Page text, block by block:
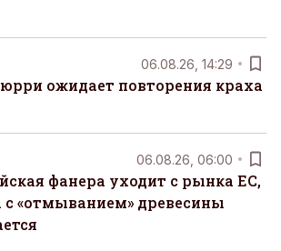
06.08.26, 14:29
ожидает повторения краха
06.08.26, 06:00
фанера уходит с рынка ЕС,
с «отмыванием» древесины